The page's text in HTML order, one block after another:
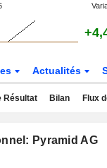
Actualités
Résultat Bilan Flux
Pyramid AG